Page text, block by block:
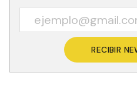
RECIBIR